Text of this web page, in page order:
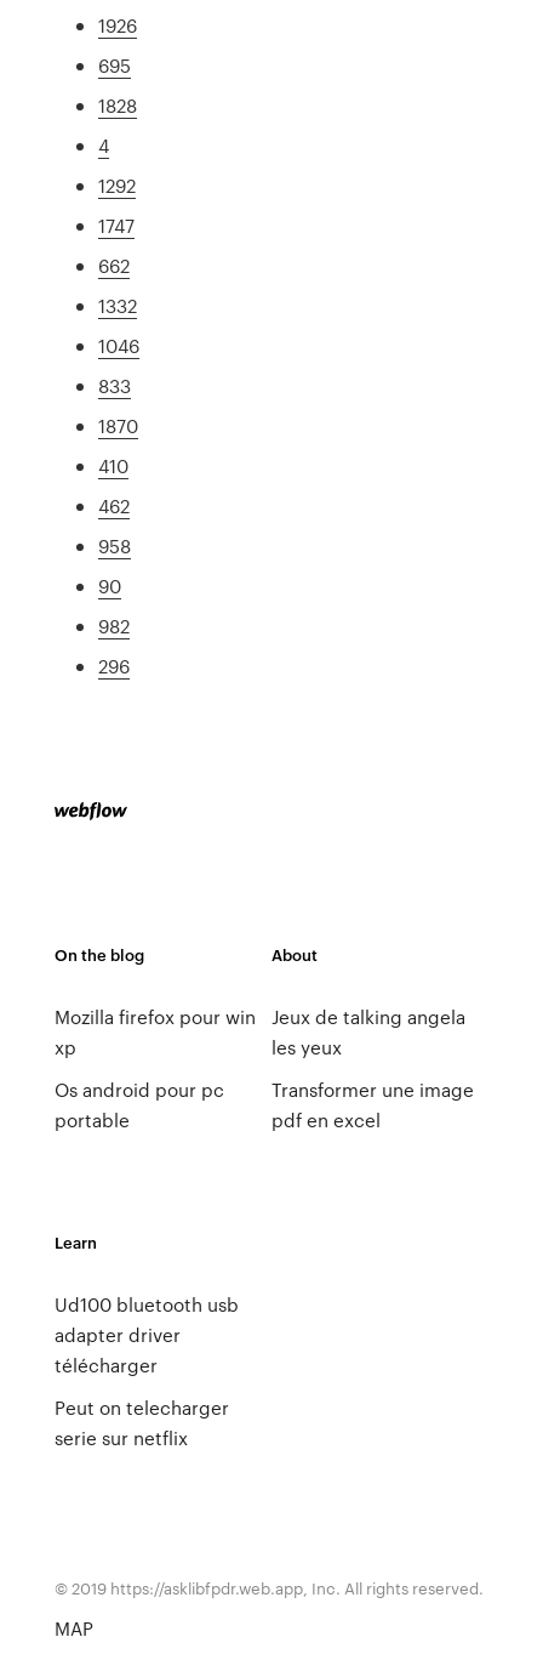
1926
695
1828
4
1292
1747
662
1332
1046
833
1870
410
462
958
90
982
296
On the blog
Mozilla firefox pour win
xp
Os android pour pc
portable
About
Jeux de talking angela
les yeux
Transformer une image
pdf en excel
Learn
Ud100 bluetooth usb
adapter driver
télécharger
Peut on telecharger
serie sur netflix
© 2019 https://asklibfpdr.web.app, Inc. All rights reserved.
MAP